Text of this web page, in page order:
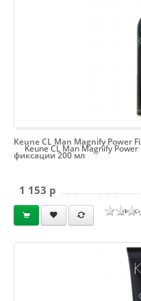
Keune CL Man Magnify
Keune CL Man Magnify Power
фиксации 200 мл
1 153 p